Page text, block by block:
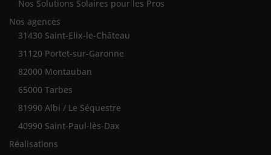
Nos Solutions Solaires pour les Pros
Nos agences
31430 Saint-Elix-le-Château
31120 Portet-sur-Garonne
82000 Montauban
65000 Tarbes
81990 Albi / Le Séquestre
40990 Saint-Paul-lès-Dax
Réalisations